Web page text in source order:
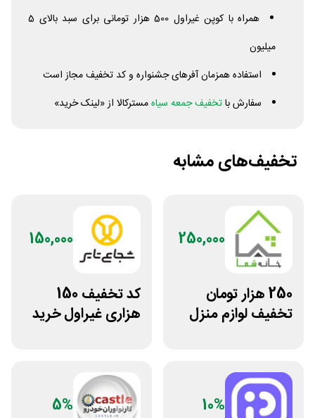
همراه با کوپن غیراول 500 هزار تومانی برای سبد بالای 5
میلیون
استفاده همزمان آفرهای جشنواره و کد تخفیف مجاز است
سفارش باتخفیف جمعه سیاهمسترکالا از «لینک خرید»
تخفیف‌های مشابه
250,000
250 هزار تومان
تخفیف لوازم منزل
150,000
کد تخفیف 150
هزاری غیراول خرید
10%
5%